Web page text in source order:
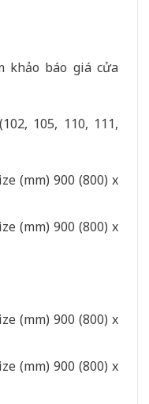
khảo báo giá cửa
105, 110, 111,
(mm) 900 (800) x
(mm) 900 (800) x
(mm) 900 (800) x
(mm) 900 (800) x